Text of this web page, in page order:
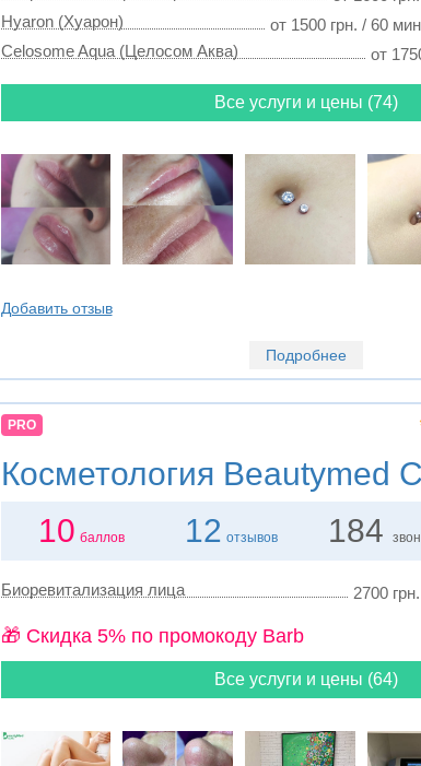
Hyaron (Хуарон)
от 1500 грн. / 60
Celosome Aqua (Целосом Аква)
от
Все услуги и цены (74)
Добавить отзыв
Подробнее
PRO
Косметология Beautymed
10 баллов 12 отзывов 184
Биоревитализация лица 2700
🎁 Cкидка 5% по промокоду Barb
Все услуги и цены (64)